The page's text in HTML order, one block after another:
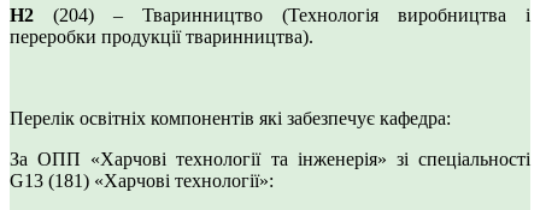
H2 (204) – Тваринництво (Технологія виробництва і
переробки продукції тваринництва).
Перелік освітніх компонентів які забезпечує кафедра:
За ОПП «Харчові технології та інженерія» зі спеціальності
G13 (181) «Харчові технології»: